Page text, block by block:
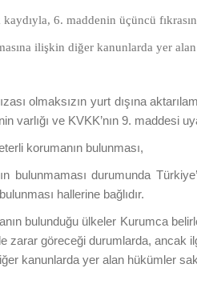
6. maddenin üçüncü
ilişkin diğer kanunlarda yer alan
olmaksızın yurt dışına
varlığı ve KVKK’nın 9. maddesi
korumanın bulunması,
bulunmaması durumunda
hallerine bağlıdır.
bulunduğu ülkeler Kurumca
zarar göreceği durumlarda, ancak
kanunlarda yer alan hükümler